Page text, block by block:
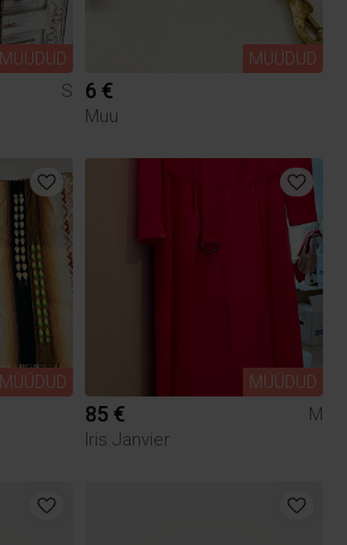
MÜÜDUD
S
MÜÜDUD
6 €
Muu
MÜÜDUD MÜÜDUD
85 €
M
Iris Janvier